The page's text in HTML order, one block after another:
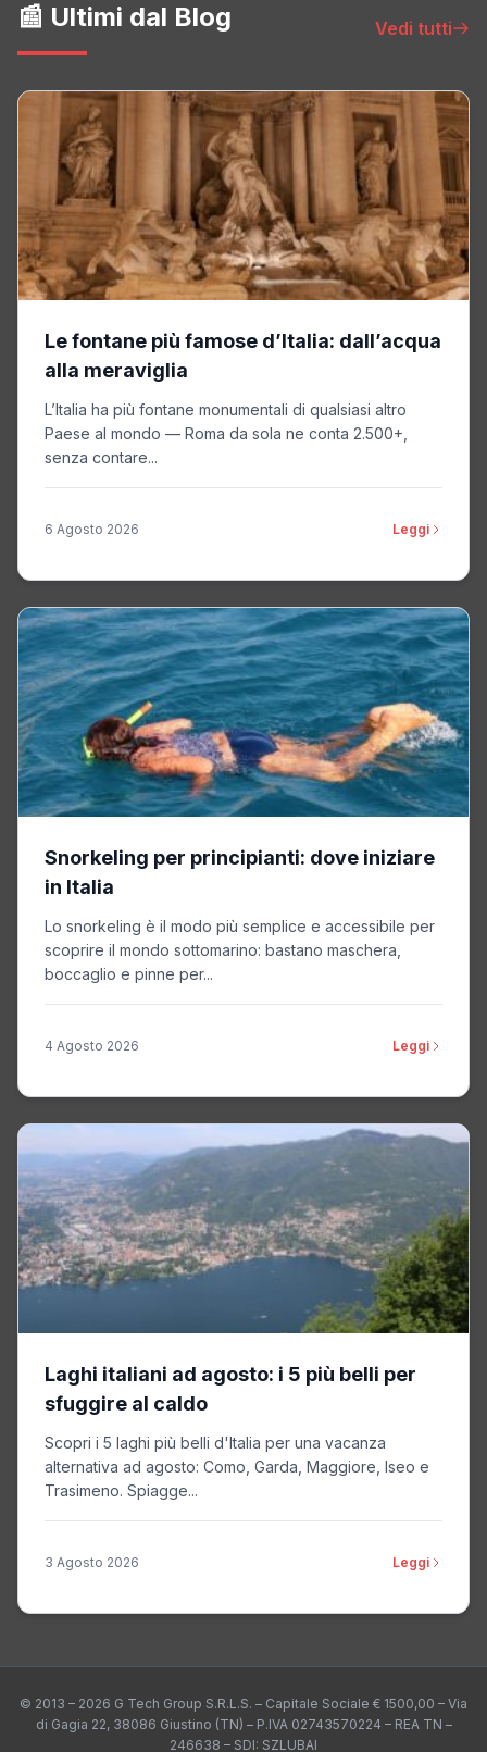
📰 Ultimi dal Blog Vedi tutti
Le fontane più famose d’Italia: dall’acqua
alla meraviglia
L’Italia ha più fontane monumentali di qualsiasi altro
Paese al mondo — Roma da sola ne conta 2.500+,
senza contare...
6 Agosto 2026 Leggi
Snorkeling per principianti: dove iniziare
in Italia
Lo snorkeling è il modo più semplice e accessibile per
scoprire il mondo sottomarino: bastano maschera,
boccaglio e pinne per...
4 Agosto 2026 Leggi
Laghi italiani ad agosto: i 5 più belli per
sfuggire al caldo
Scopri i 5 laghi più belli d'Italia per una vacanza
alternativa ad agosto: Como, Garda, Maggiore, Iseo e
Trasimeno. Spiagge...
3 Agosto 2026 Leggi
© 2013 – 2026 G Tech Group S.R.L.S. – Capitale Sociale € 1500,00 – Via
di Gagia 22, 38086 Giustino (TN) – P.IVA 02743570224 – REA TN –
246638 – SDI: SZLUBAI